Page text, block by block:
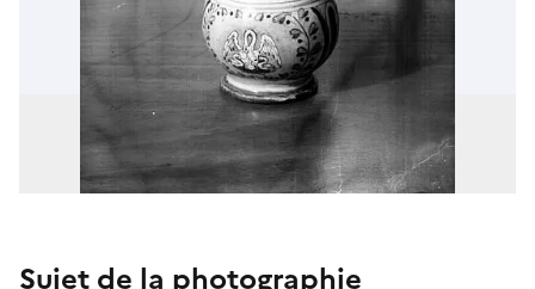
Sujet de la photographie